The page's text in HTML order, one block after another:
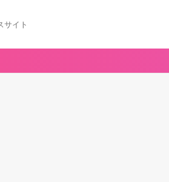
サイト